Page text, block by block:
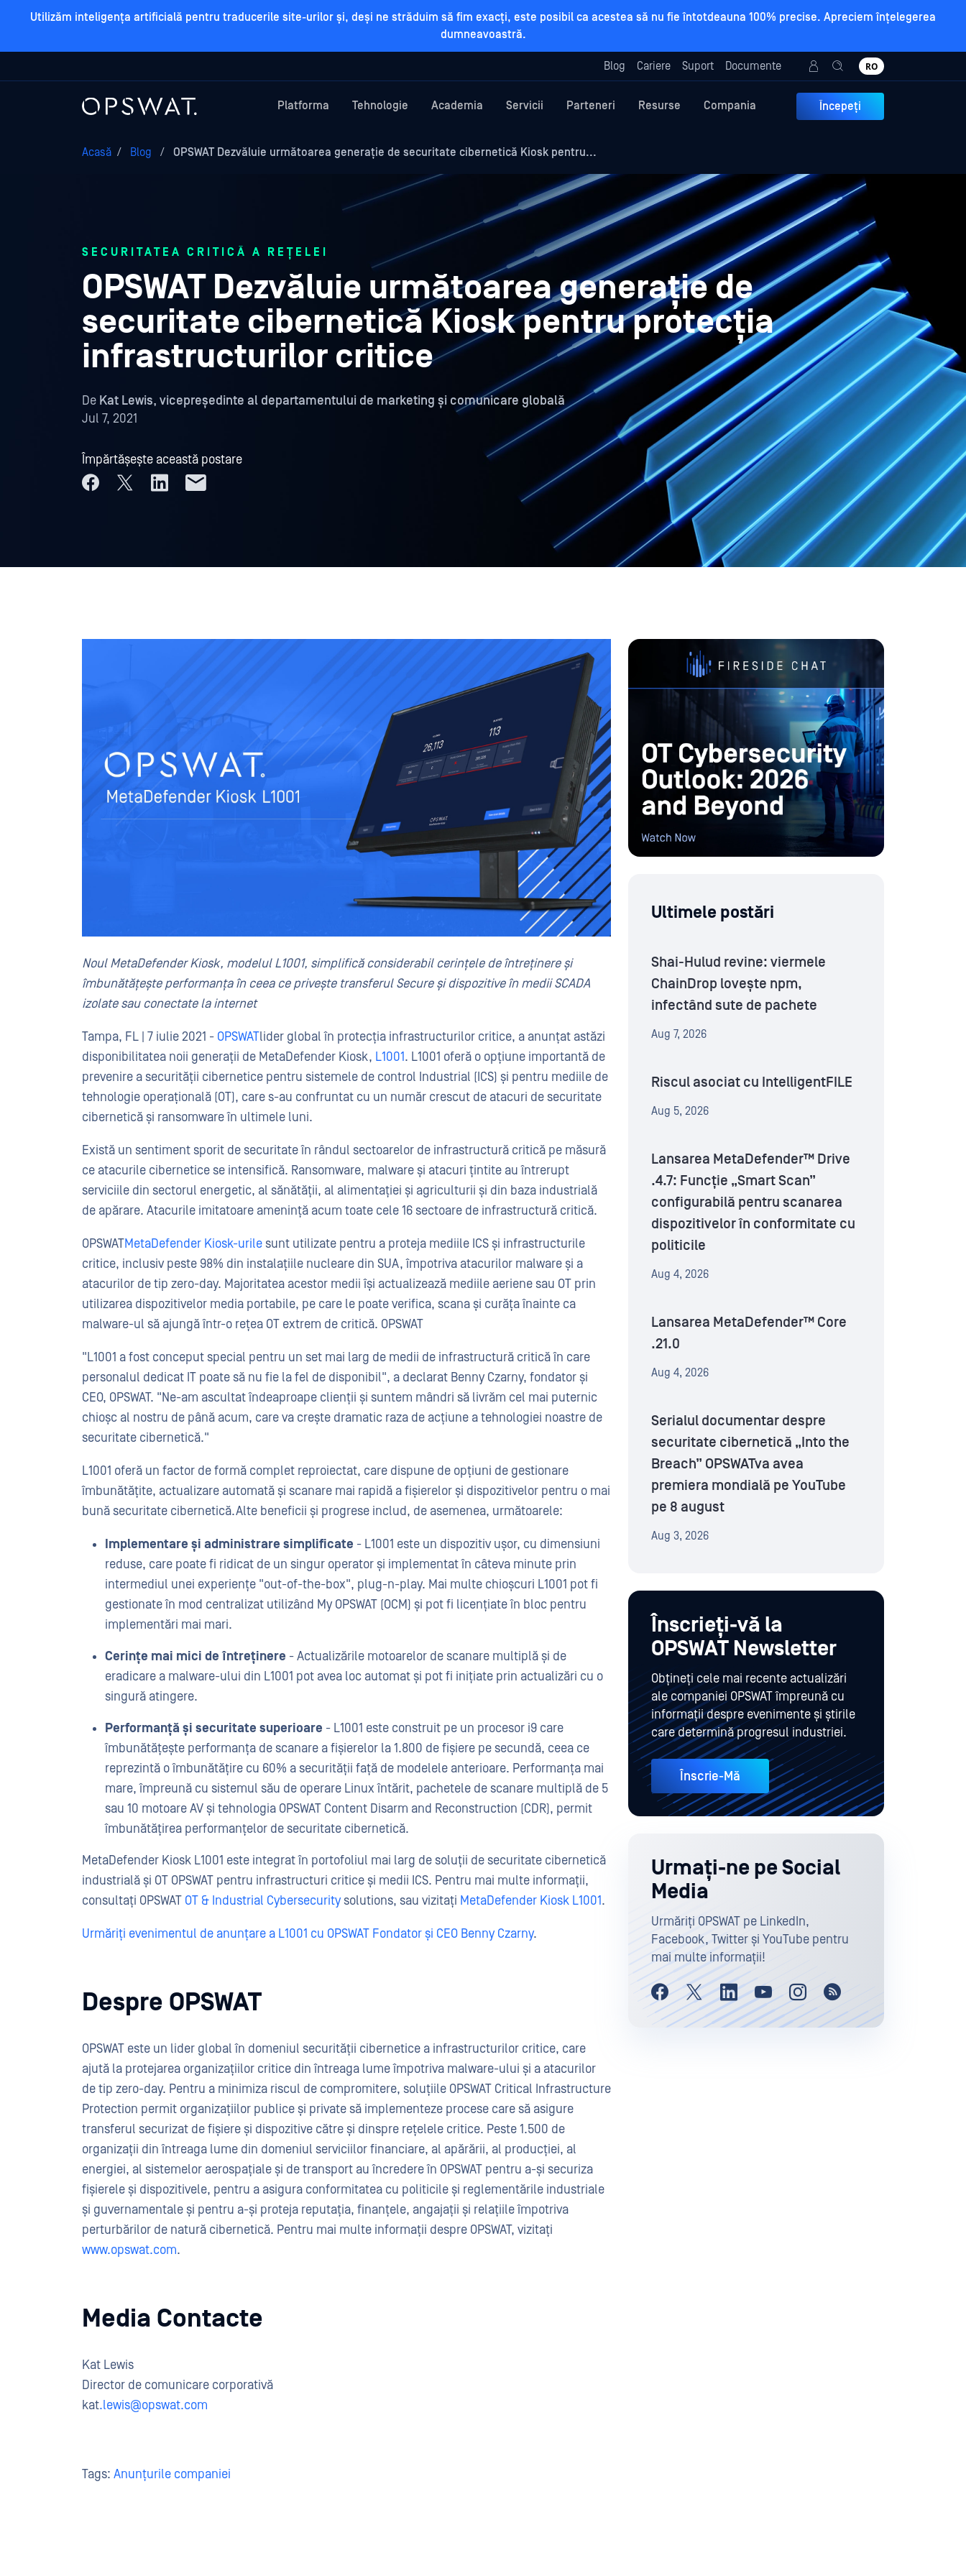
Utilizăm inteligența artificială pentru traducerile site-urilor și, deși ne străduim să fim exacți, este posibil ca acestea să nu fie întotdeauna 100% precise. Apreciem înțelegerea
dumneavoastră.
Blog Cariere Suport Documente RO
Platforma Tehnologie Academia Servicii Parteneri Resurse Compania Începeți
Acasă / Blog / OPSWAT Dezvăluie următoarea generație de securitate cibernetică Kiosk pentru...
SECURITATEA CRITICĂ A REȚELEI
OPSWAT Dezvăluie următoarea generație de
securitate cibernetică Kiosk pentru protecția
infrastructurilor critice
De Kat Lewis, vicepreședinte al departamentului de marketing și comunicare globală
Jul 7, 2021
Împărtășește această postare
Noul MetaDefender Kiosk, modelul L1001, simplifică considerabil cerințele de întreținere și
îmbunătățește performanța în ceea ce privește transferul Secure și dispozitive în medii SCADA
izolate sau conectate la internet
Tampa, FL | 7 iulie 2021 - OPSWATlider global în protecția infrastructurilor critice, a anunțat astăzi
disponibilitatea noii generații de MetaDefender Kiosk, L1001. L1001 oferă o opțiune importantă de
prevenire a securității cibernetice pentru sistemele de control Industrial (ICS) și pentru mediile de
tehnologie operațională (OT), care s-au confruntat cu un număr crescut de atacuri de securitate
cibernetică și ransomware în ultimele luni.
Există un sentiment sporit de securitate în rândul sectoarelor de infrastructură critică pe măsură
ce atacurile cibernetice se intensifică. Ransomware, malware și atacuri țintite au întrerupt
serviciile din sectorul energetic, al sănătății, al alimentației și agriculturii și din baza industrială
de apărare. Atacurile imitatoare amenință acum toate cele 16 sectoare de infrastructură critică.
OPSWATMetaDefender Kiosk-urilesunt utilizate pentru a proteja mediile ICS și infrastructurile
critice, inclusiv peste 98% din instalațiile nucleare din SUA, împotriva atacurilor malware și a
atacurilor de tip zero-day. Majoritatea acestor medii își actualizează mediile aeriene sau OT prin
utilizarea dispozitivelor media portabile, pe care le poate verifica, scana și curăța înainte ca
malware-ul să ajungă într-o rețea OT extrem de critică. OPSWAT
"L1001 a fost conceput special pentru un set mai larg de medii de infrastructură critică în care
personalul dedicat IT poate să nu fie la fel de disponibil", a declarat Benny Czarny, fondator și
CEO, OPSWAT. "Ne-am ascultat îndeaproape clienții și suntem mândri să livrăm cel mai puternic
chioșc al nostru de până acum, care va crește dramatic raza de acțiune a tehnologiei noastre de
securitate cibernetică."
L1001 oferă un factor de formă complet reproiectat, care dispune de opțiuni de gestionare
îmbunătățite, actualizare automată și scanare mai rapidă a fișierelor și dispozitivelor pentru o mai
bună securitate cibernetică.Alte beneficii și progrese includ, de asemenea, următoarele:
Implementare și administrare simplificate - L1001 este un dispozitiv ușor, cu dimensiuni
reduse, care poate fi ridicat de un singur operator și implementat în câteva minute prin
intermediul unei experiențe "out-of-the-box", plug-n-play. Mai multe chioșcuri L1001 pot fi
gestionate în mod centralizat utilizând My OPSWAT (OCM) și pot fi licențiate în bloc pentru
implementări mai mari.
Cerințe mai mici de întreținere - Actualizările motoarelor de scanare multiplă și de
eradicare a malware-ului din L1001 pot avea loc automat și pot fi inițiate prin actualizări cu o
singură atingere.
Performanță și securitate superioare - L1001 este construit pe un procesor i9 care
îmbunătățește performanța de scanare a fișierelor la 1.800 de fișiere pe secundă, ceea ce
reprezintă o îmbunătățire cu 60% a securității față de modelele anterioare. Performanța mai
mare, împreună cu sistemul său de operare Linux întărit, pachetele de scanare multiplă de 5
sau 10 motoare AV și tehnologia OPSWAT Content Disarm and Reconstruction (CDR), permit
îmbunătățirea performanțelor de securitate cibernetică.
MetaDefender Kiosk L1001 este integrat în portofoliul mai larg de soluții de securitate cibernetică
industrială și OT OPSWAT pentru infrastructuri critice și medii ICS. Pentru mai multe informații,
consultați OPSWAT OT & Industrial Cybersecuritysolutions, sau vizitați MetaDefender Kiosk L1001.
Urmăriți evenimentul de anunțare a L1001 cu OPSWAT Fondator și CEO Benny Czarny.
Despre OPSWAT
OPSWAT este un lider global în domeniul securității cibernetice a infrastructurilor critice, care
ajută la protejarea organizațiilor critice din întreaga lume împotriva malware-ului și a atacurilor
de tip zero-day. Pentru a minimiza riscul de compromitere, soluțiile OPSWAT Critical Infrastructure
Protection permit organizațiilor publice și private să implementeze procese care să asigure
transferul securizat de fișiere și dispozitive către și dinspre rețelele critice. Peste 1.500 de
organizații din întreaga lume din domeniul serviciilor financiare, al apărării, al producției, al
energiei, al sistemelor aerospațiale și de transport au încredere în OPSWAT pentru a-și securiza
fișierele și dispozitivele, pentru a asigura conformitatea cu politicile și reglementările industriale
și guvernamentale și pentru a-și proteja reputația, finanțele, angajații și relațiile împotriva
perturbărilor de natură cibernetică. Pentru mai multe informații despre OPSWAT, vizitați
www.opswat.com.
Media Contacte
Kat Lewis
Director de comunicare corporativă
kat.lewis@opswat.com
Tags: Anunțurile companiei
Ultimele postări
Shai-Hulud revine: viermele
ChainDrop lovește npm,
infectând sute de pachete
Aug 7, 2026
Riscul asociat cu IntelligentFILE
Aug 5, 2026
Lansarea MetaDefender™ Drive
.4.7: Funcție „Smart Scan”
configurabilă pentru scanarea
dispozitivelor în conformitate cu
politicile
Aug 4, 2026
Lansarea MetaDefender™ Core
.21.0
Aug 4, 2026
Serialul documentar despre
securitate cibernetică „Into the
Breach” OPSWATva avea
premiera mondială pe YouTube
pe 8 august
Aug 3, 2026
Înscrieți-vă la
OPSWAT Newsletter
Obțineți cele mai recente actualizări
ale companiei OPSWAT împreună cu
informații despre evenimente și știrile
care determină progresul industriei.
Înscrie-Mă
Urmați-ne pe Social
Media
Urmăriți OPSWAT pe LinkedIn,
Facebook, Twitter și YouTube pentru
mai multe informații!